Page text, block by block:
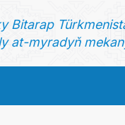
Bitarap
at-myradyň